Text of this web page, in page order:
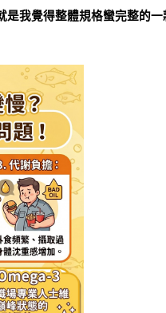
我覺得整體規格蠻完整的一